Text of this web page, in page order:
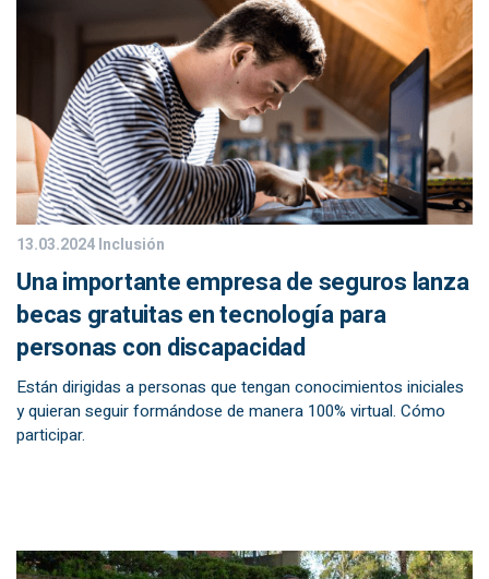
13.03.2024Inclusión
Una importante empresa de seguros lanza
becas gratuitas en tecnología para
personas con discapacidad
Están dirigidas a personas que tengan conocimientos iniciales
y quieran seguir formándose de manera 100% virtual. Cómo
participar.